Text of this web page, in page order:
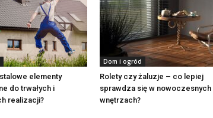
elementy
do trwałych i
realizacji?
Dom i ogród
Rolety czy żaluzje – co lepiej
sprawdza się w nowoczesnych
wnętrzach?